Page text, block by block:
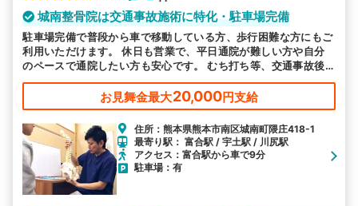
城南整骨院は交通事故施術に特化・駐車場完備
駐車場完備で普段から車で移動している方、歩行困難な方にもご
利用いただけます。 休日も営業で、平日通院が難しい方や自分
のペースで通院したい方も安心です。 むち打ち等、交通事故後
の各症状の施術を得意としています。
お見舞金最大20,000円支給
住所：熊本県熊本市南区城南町隈庄418-1
最寄り駅： 富合駅 / 宇土駅 / 川尻駅
アクセス：富合駅から車で9分
駐車場：有